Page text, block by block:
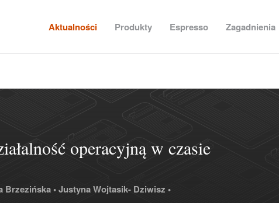
Aktualności Produkty Espresso Zagadnienia
operacyjną w czasie
Brzezińska •Justyna Wojtasik- Dziwisz •